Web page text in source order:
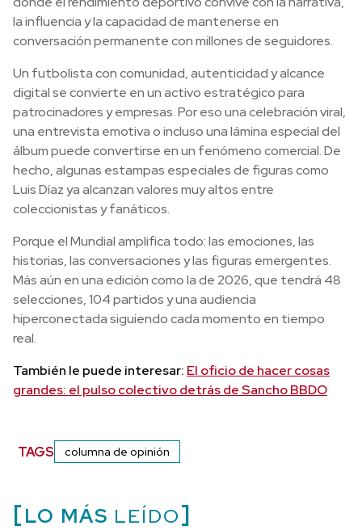
la influencia y la capacidad de mantenerse en
conversación permanente con millones de seguidores.
Un futbolista con comunidad, autenticidad y alcance
digital se convierte en un activo estratégico para
patrocinadores y empresas. Por eso una celebración viral,
una entrevista emotiva o incluso una lámina especial del
álbum puede convertirse en un fenómeno comercial. De
hecho, algunas estampas especiales de figuras como
Luis Díaz ya alcanzan valores muy altos entre
coleccionistas y fanáticos.
Porque el Mundial amplifica todo: las emociones, las
historias, las conversaciones y las figuras emergentes.
Más aún en una edición como la de 2026, que tendrá 48
selecciones, 104 partidos y una audiencia
hiperconectada siguiendo cada momento en tiempo
real.
También le puede interesar: El oficio de hacer cosas
grandes: el pulso colectivo detrás de Sancho BBDO
TAGS columna de opinión
LO MÁS LEÍDO